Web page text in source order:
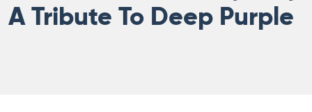
A Tribute To Deep Purple